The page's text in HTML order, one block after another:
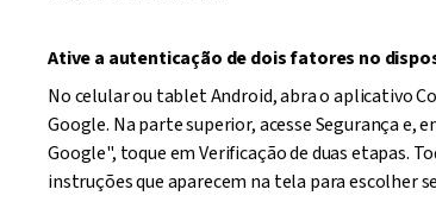
Ative a autenticação de dois fatores no
No celular ou tablet Android, abra o aplicativo
Google. Na parte superior, acesse Segurança e,
Google", toque em Verificação de duas etapas.
instruções que aparecem na tela para escolher